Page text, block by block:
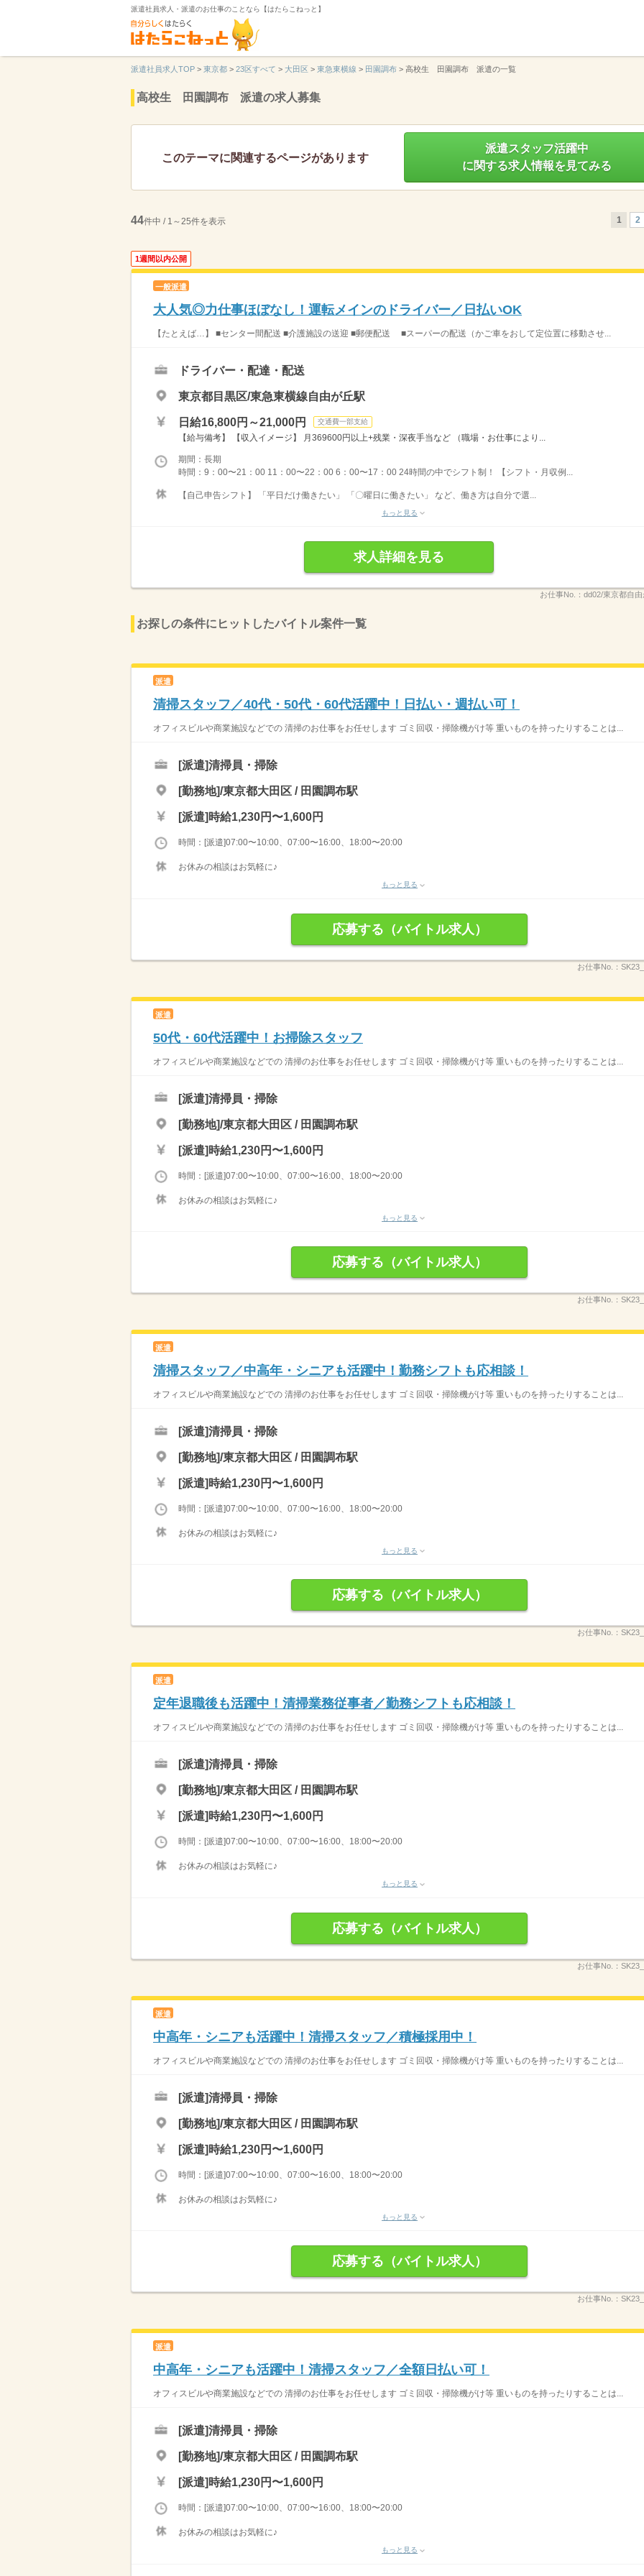
派遣社員求人・派遣のお仕事のことなら【はたらこねっと】
派遣社員求人TOP > 東京都 > 23区すべて > 大田区 > 東急東横線 > 田園調布 > 高校生 田園調布 派遣の一覧
高校生 田園調布 派遣の求人募集
このテーマに関連するページがあります
派遣スタッフ活躍中
に関する求人情報を見てみる
44件中 / 1～25件を表示 1 2
1週間以内公開
一般派遣
大人気◎力仕事ほぼなし！運転メインのドライバー／日払いOK
【たとえば…】 ■センター間配送 ■介護施設の送迎 ■郵便配送 ■スーパーの配送（かご車をおして定位置に移動させ...
ドライバー・配達・配送
東京都目黒区/東急東横線自由が丘駅
日給16,800円～21,000円 交通費一部支給
【給与備考】 【収入イメージ】 月369600円以上+残業・深夜手当など （職場・お仕事により...
期間：長期
時間：9：00〜21：00 11：00〜22：00 6：00〜17：00 24時間の中でシフト制！ 【シフト・月収例...
【自己申告シフト】 「平日だけ働きたい」 「〇曜日に働きたい」 など、働き方は自分で選...
もっと見る
求人詳細を見る
お仕事No.： dd02/東京都自
お探しの条件にヒットしたバイトル案件一覧
派遣
清掃スタッフ／40代・50代・60代活躍中！日払い・週払い可！
オフィスビルや商業施設などでの 清掃のお仕事をお任せします ゴミ回収・掃除機がけ等 重いものを持ったりすることは...
[派遣]清掃員・掃除
[勤務地]/東京都大田区 / 田園調布駅
[派遣] 時給1,230円〜1,600円
時間：[派遣]07:00〜10:00、07:00〜16:00、18:00〜20:00
お休みの相談はお気軽に♪
もっと見る
応募する（バイトル求人）
お仕事No.：
派遣
50代・60代活躍中！お掃除スタッフ
オフィスビルや商業施設などでの 清掃のお仕事をお任せします ゴミ回収・掃除機がけ等 重いものを持ったりすることは...
[派遣]清掃員・掃除
[勤務地]/東京都大田区 / 田園調布駅
[派遣] 時給1,230円〜1,600円
時間：[派遣]07:00〜10:00、07:00〜16:00、18:00〜20:00
お休みの相談はお気軽に♪
もっと見る
応募する（バイトル求人）
お仕事No.：
派遣
清掃スタッフ／中高年・シニアも活躍中！勤務シフトも応相談！
オフィスビルや商業施設などでの 清掃のお仕事をお任せします ゴミ回収・掃除機がけ等 重いものを持ったりすることは...
[派遣]清掃員・掃除
[勤務地]/東京都大田区 / 田園調布駅
[派遣] 時給1,230円〜1,600円
時間：[派遣]07:00〜10:00、07:00〜16:00、18:00〜20:00
お休みの相談はお気軽に♪
もっと見る
応募する（バイトル求人）
お仕事No.：
派遣
定年退職後も活躍中！清掃業務従事者／勤務シフトも応相談！
オフィスビルや商業施設などでの 清掃のお仕事をお任せします ゴミ回収・掃除機がけ等 重いものを持ったりすることは...
[派遣]清掃員・掃除
[勤務地]/東京都大田区 / 田園調布駅
[派遣]時給1,230円〜1,600円
時間：[派遣]07:00〜10:00、07:00〜16:00、18:00〜20:00
お休みの相談はお気軽に♪
もっと見る
応募する（バイトル求人）
お仕事No.：
派遣
中高年・シニアも活躍中！清掃スタッフ／積極採用中！
オフィスビルや商業施設などでの 清掃のお仕事をお任せします ゴミ回収・掃除機がけ等 重いものを持ったりすることは...
[派遣]清掃員・掃除
[勤務地]/東京都大田区 / 田園調布駅
[派遣] 時給1,230円〜1,600円
時間：[派遣]07:00〜10:00、07:00〜16:00、18:00〜20:00
お休みの相談はお気軽に♪
もっと見る
応募する（バイトル求人）
お仕事No.：
派遣
中高年・シニアも活躍中！清掃スタッフ／全額日払い可！
オフィスビルや商業施設などでの 清掃のお仕事をお任せします ゴミ回収・掃除機がけ等 重いものを持ったりすることは...
[派遣]清掃員・掃除
[勤務地]/東京都大田区 / 田園調布駅
[派遣] 時給1,230円〜1,600円
時間：[派遣]07:00〜10:00、07:00〜16:00、18:00〜20:00
お休みの相談はお気軽に♪
もっと見る